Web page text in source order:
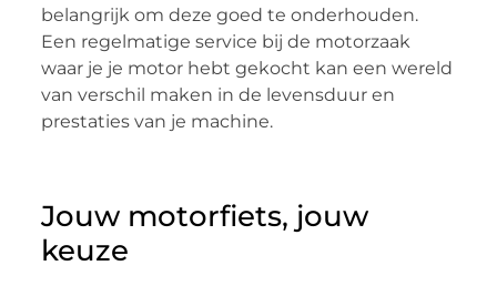
belangrijk om deze goed te onderhouden.
Een regelmatige service bij de motorzaak
waar je je motor hebt gekocht kan een wereld
van verschil maken in de levensduur en
prestaties van je machine.
Jouw motorfiets, jouw
keuze